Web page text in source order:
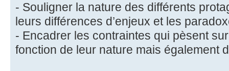
- Souligner la nature des différents
leurs différences d’enjeux et les
- Encadrer les contraintes qui pèsent
fonction de leur nature mais également